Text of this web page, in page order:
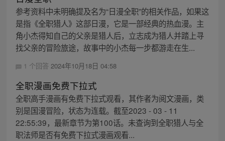
参考资料中未明确提及名为“日漫全职”的相关作品，如果这
是指《全职猎人》这部日漫，它是一部经典的热血漫。主
角小杰得知自己的父亲是猎人后，立志成为猎人并踏上寻
找父亲的冒险旅途，故事中的小杰每一步都游走在生...
1 个回答 2024年10月18日 04:58
全职漫画免费下拉式
全职高手漫画有免费下拉式观看，其作者为阅文漫画，类
别是国漫冒险，状态为连载。截至2023 - 03 - 11
22:55:39，最新章节为第100话。未查询到全职猎人与全
职法师是否有免费下拉式漫画观看...